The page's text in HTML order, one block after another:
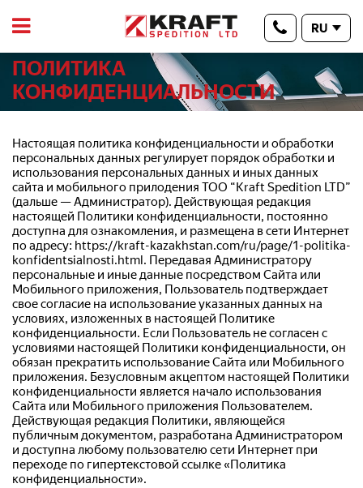
RU
ПОЛИТИКА
КОНФИДЕНЦИАЛЬНОСТИ
Настоящая политика конфиденциальности и обработки
персональных данных регулирует порядок обработки и
использования персональных данных и иных данных
сайта и мобильного прилодения ТОО “Kraft Spedition LTD”
(дальше — Администратор). Действующая редакция
настоящей Политики конфиденциальности, постоянно
доступна для ознакомления, и размещена в сети Интернет
по адресу: https://kraft-kazakhstan.com/ru/page/1-politika-
konfidentsialnosti.html. Передавая Администратору
персональные и иные данные посредством Сайта или
Мобильного приложения, Пользователь подтверждает
свое согласие на использование указанных данных на
условиях, изложенных в настоящей Политике
конфиденциальности. Если Пользователь не согласен с
условиями настоящей Политики конфиденциальности, он
обязан прекратить использование Сайта или Мобильного
приложения. Безусловным акцептом настоящей Политики
конфиденциальности является начало использования
Сайта или Мобильного приложения Пользователем.
Действующая редакция Политики, являющейся
публичным документом, разработана Администратором
и доступна любому пользователю сети Интернет при
переходе по гипертекстовой ссылке «Политика
конфиденциальности».